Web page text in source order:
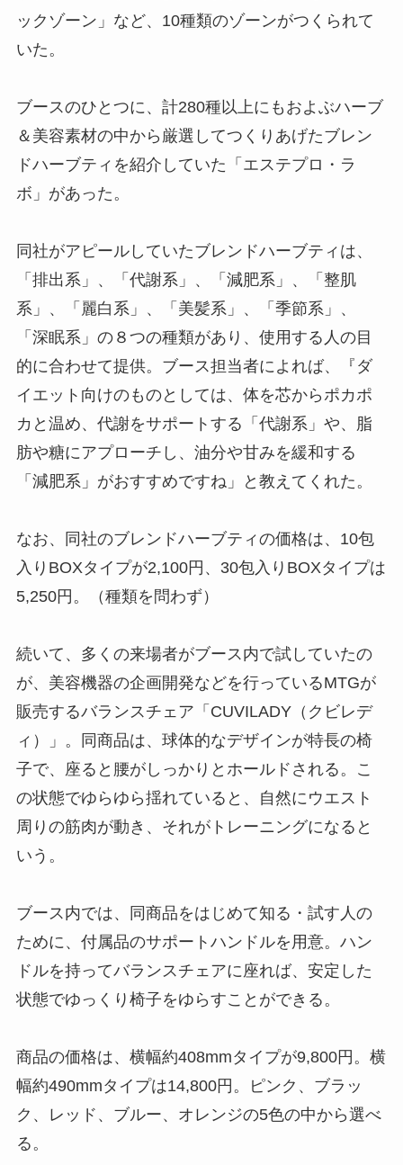
ックゾーン」など、10種類のゾーンがつくられて
いた。
ブースのひとつに、計280種以上にもおよぶハーブ
＆美容素材の中から厳選してつくりあげたブレン
ドハーブティを紹介していた「エステプロ・ラ
ボ」があった。
同社がアピールしていたブレンドハーブティは、
「排出系」、「代謝系」、「減肥系」、「整肌
系」、「麗白系」、「美髪系」、「季節系」、
「深眠系」の８つの種類があり、使用する人の目
的に合わせて提供。ブース担当者によれば、『ダ
イエット向けのものとしては、体を芯からポカポ
カと温め、代謝をサポートする「代謝系」や、脂
肪や糖にアプローチし、油分や甘みを緩和する
「減肥系」がおすすめですね」と教えてくれた。
なお、同社のブレンドハーブティの価格は、10包
入りBOXタイプが2,100円、30包入りBOXタイプは
5,250円。（種類を問わず）
続いて、多くの来場者がブース内で試していたの
が、美容機器の企画開発などを行っているMTGが
販売するバランスチェア「CUVILADY（クビレデ
ィ）」。同商品は、球体的なデザインが特長の椅
子で、座ると腰がしっかりとホールドされる。こ
の状態でゆらゆら揺れていると、自然にウエスト
周りの筋肉が動き、それがトレーニングになると
いう。
ブース内では、同商品をはじめて知る・試す人の
ために、付属品のサポートハンドルを用意。ハン
ドルを持ってバランスチェアに座れば、安定した
状態でゆっくり椅子をゆらすことができる。
商品の価格は、横幅約408mmタイプが9,800円。横
幅約490mmタイプは14,800円。ピンク、ブラッ
ク、レッド、ブルー、オレンジの5色の中から選べ
る。